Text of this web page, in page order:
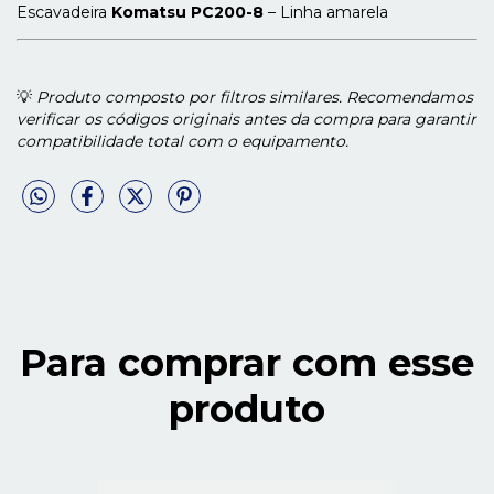
Escavadeira Komatsu PC200-8 – Linha amarela
💡 Produto composto por filtros similares. Recomendamos
verificar os códigos originais antes da compra para garantir
compatibilidade total com o equipamento.
Para comprar com esse
produto